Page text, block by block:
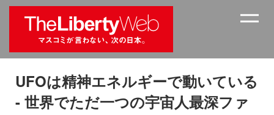
UFOは精神エネルギーで動いている
- 世界でただ一つの宇宙人最深ファ